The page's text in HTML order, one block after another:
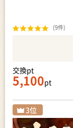
(9件)
交換pt
5,100pt